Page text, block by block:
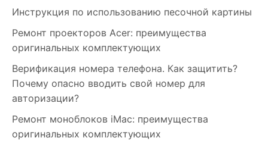
Инструкция по использованию песочной картины
Ремонт проекторов Acer: преимущества
оригинальных комплектующих
Верификация номера телефона. Как защитить?
Почему опасно вводить свой номер для
авторизации?
Ремонт моноблоков iMac: преимущества
оригинальных комплектующих